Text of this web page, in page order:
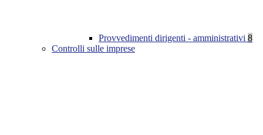
Provvedimenti dirigenti - amministrativi 8
Controlli sulle imprese